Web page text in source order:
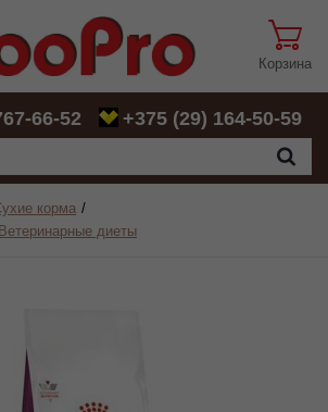
Корзина
66-52 +375 (29) 164-50-59
корма
диеты